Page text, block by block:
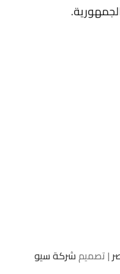
| تصميمشركة سيو